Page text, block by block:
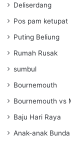
Deliserdang
Pos pam ketupat
Puting Beliung
Rumah Rusak
sumbul
Bournemouth
Bournemouth vs
Baju Hari Raya
Anak-anak